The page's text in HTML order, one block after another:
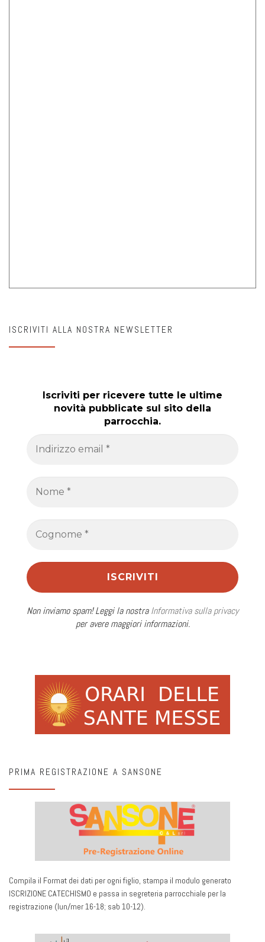
ISCRIVITI ALLA NOSTRA NEWSLETTER
Iscriviti per ricevere tutte le ultime
novità pubblicate sul sito della
parrocchia.
Non inviamo spam! Leggi la nostraInformativa sulla privacy
per avere maggiori informazioni.
PRIMA REGISTRAZIONE A SANSONE
Compila il Format dei dati per ogni figlio, stampa il modulo generato
ISCRIZIONE CATECHISMO e passa in segreteria parrocchiale per la
registrazione (lun/mer 16-18; sab 10-12).